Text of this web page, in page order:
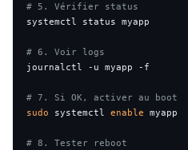
# 5. Vérifier status
systemctl status myapp
# 6. Voir logs
journalctl -u myapp -f
# 7. Si OK, activer au boot
sudo systemctl enable myapp
# 8. Tester reboot